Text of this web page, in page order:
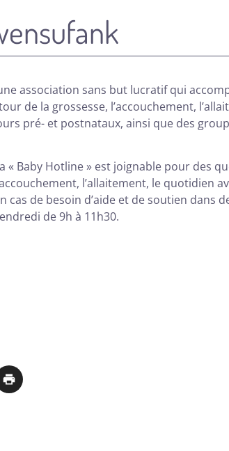
association sans but lucratif qui
de la grossesse, l’accouchement,
pré- et postnataux, ainsi que des
« Baby Hotline » est joignable pour des
l’allaitement, le quotidien
cas de besoin d’aide et de soutien dans
de 9h à 11h30.